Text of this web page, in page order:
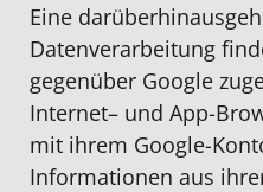
Eine
Datenverarbeitung
gegenüber Google
Internet– und App-
mit ihrem Google-
Informationen aus